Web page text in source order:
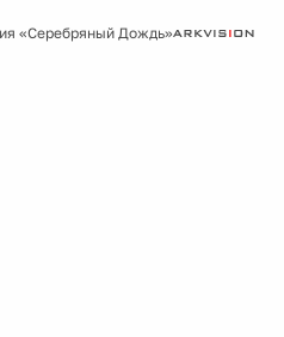
«Серебряный Дождь»